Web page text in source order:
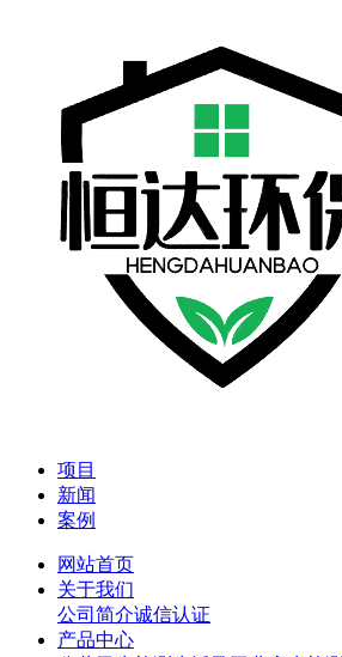
项目
新闻
案例
网站首页
关于我们
公司简介诚信认证
产品中心